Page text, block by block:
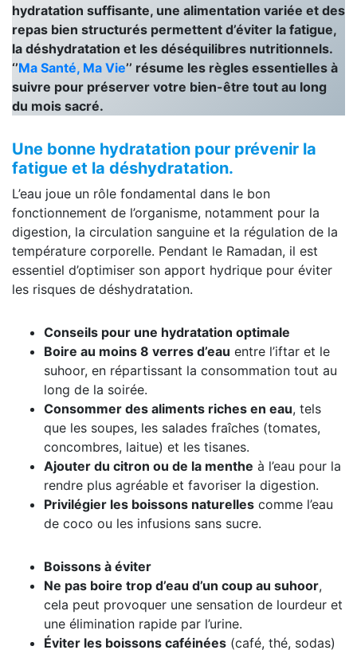
hydratation suffisante, une alimentation variée et des
repas bien structurés permettent d’éviter la fatigue,
la déshydratation et les déséquilibres nutritionnels.
‘’Ma Santé, Ma Vie’’ résume les règles essentielles à
suivre pour préserver votre bien-être tout au long
du mois sacré.
Une bonne hydratation pour prévenir la
fatigue et la déshydratation.
L’eau joue un rôle fondamental dans le bon
fonctionnement de l’organisme, notamment pour la
digestion, la circulation sanguine et la régulation de la
température corporelle. Pendant le Ramadan, il est
essentiel d’optimiser son apport hydrique pour éviter
les risques de déshydratation.
Conseils pour une hydratation optimale
Boire au moins 8 verres d’eau entre l’iftar et le
suhoor, en répartissant la consommation tout au
long de la soirée.
Consommer des aliments riches en eau, tels
que les soupes, les salades fraîches (tomates,
concombres, laitue) et les tisanes.
Ajouter du citron ou de la menthe à l’eau pour la
rendre plus agréable et favoriser la digestion.
Privilégier les boissons naturelles comme l’eau
de coco ou les infusions sans sucre.
Boissons à éviter
Ne pas boire trop d’eau d’un coup au suhoor,
cela peut provoquer une sensation de lourdeur et
une élimination rapide par l’urine.
Éviter les boissons caféinées (café, thé, sodas)